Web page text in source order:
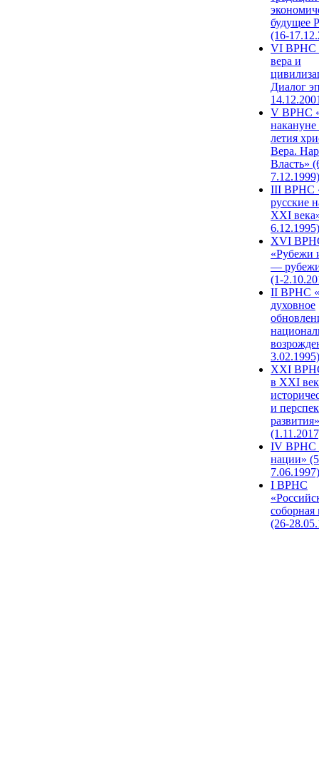
будущее
(16-
VI ВРНС
вера и
Диалог
V ВРНС
накануне
летия
Вера.
Власть»
7.12.1999)
III ВРНС
русские
XXI
6.12.1995)
XVI
«Рубежи
—
(1-
II ВРНС
духовное
3.02.1995)
XХI
в XXI
и
развития»
IV ВРНС
нации»
7.06.1997)
I ВРНС
(26-